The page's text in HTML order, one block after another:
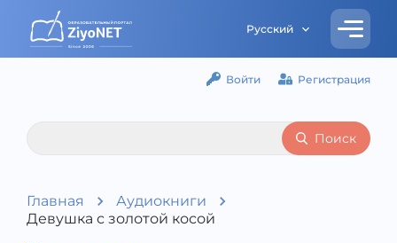
Русский
Войти Регистрация
Поиск
Главная
Аудиокниги
Девушка с золотой косой